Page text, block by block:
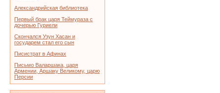
Александрийская библиотека
Первый брак царя Теймураза с
дочерью Гуриели
Скончался Узун Хасан и
государем стал его сын
Писистрат в Афинах
Письмо Валаршака, царя
Армении, Аршаку Великому, царю
Персии